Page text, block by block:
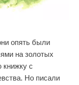
опять были
на золотых
книжку с
Но писали